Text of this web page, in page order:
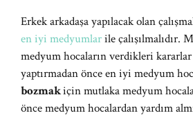
Erkek arkadaşa yapılacak olan
en iyi medyumlarile çalışılmalıdır.
medyum hocaların verdikleri
yaptırmadan önce en iyi medyum
bozmakiçin mutlaka medyum
önce medyum hocalardan yardım